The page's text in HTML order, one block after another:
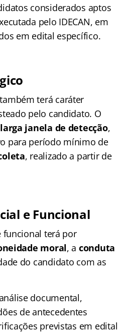
considerados aptos
pelo IDECAN, em
em edital específico.
terá caráter
pelo candidato. O
larga janela de detecção,
para período mínimo de
, realizado a partir de
e Funcional
funcional terá por
moral, a conduta
do candidato com as
documental,
de antecedentes
previstas em edital